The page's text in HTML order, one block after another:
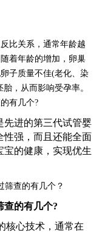
比关系，通常年龄越
着年龄的增加，卵巢
子质量不佳(老化、染
，从而影响受孕率。
有几个?
先进的第三代试管婴
性强，而且还能全面
宝的健康，实现优生
查的有几个?
核心技术，通常在